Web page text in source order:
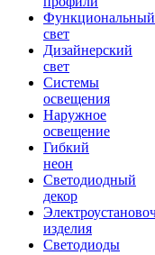
Функциональный
свет
Дизайнерский
свет
Системы
освещения
Наружное
освещение
Гибкий
неон
Светодиодный
декор
изделия
Светодиоды